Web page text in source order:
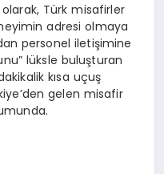
olarak, Türk misafirler
adresi olmaya
personel iletişimine
lüksle buluşturan
kısa uçuş
gelen misafir